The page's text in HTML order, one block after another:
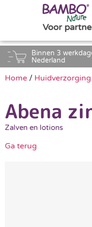
Voor
Binnen 3
Nederland
Home / Huidverzorging
Abena
Zalven en lotions
Ga terug